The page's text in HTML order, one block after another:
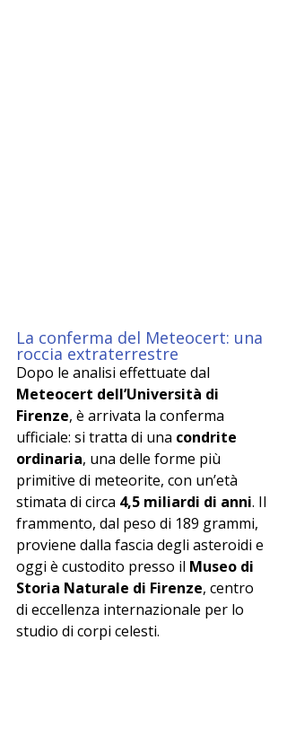
La conferma del Meteocert: una
roccia extraterrestre
Dopo le analisi effettuate dal
Meteocert dell’Università di
Firenze, è arrivata la conferma
ufficiale: si tratta di una condrite
ordinaria, una delle forme più
primitive di meteorite, con un’età
stimata di circa 4,5 miliardi di anni. Il
frammento, dal peso di 189 grammi,
proviene dalla fascia degli asteroidi e
oggi è custodito presso il Museo di
Storia Naturale di Firenze, centro
di eccellenza internazionale per lo
studio di corpi celesti.